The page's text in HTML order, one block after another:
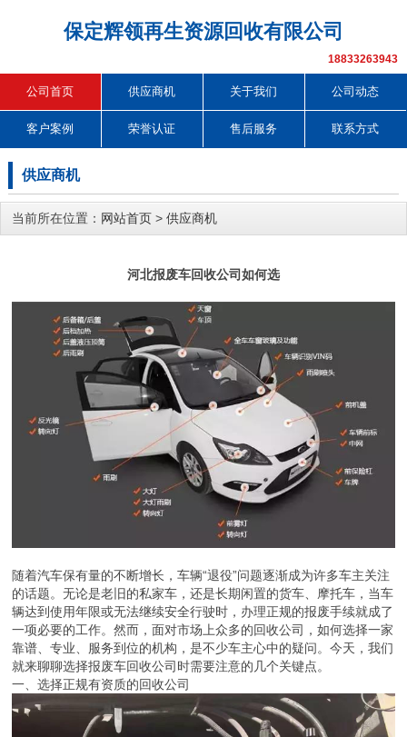
保定辉领再生资源回收有限公司
18833263943
公司首页 供应商机 关于我们 公司动态
客户案例 荣誉认证 售后服务 联系方式
供应商机
当前所在位置： 网站首页 > 供应商机
河北报废车回收公司如何选
随着汽车保有量的不断增长，车辆“退役”问题逐渐成为许多车主关注
的话题。无论是老旧的私家车，还是长期闲置的货车、摩托车，当车
辆达到使用年限或无法继续安全行驶时，办理正规的报废手续就成了
一项必要的工作。然而，面对市场上众多的回收公司，如何选择一家
靠谱、专业、服务到位的机构，是不少车主心中的疑问。今天，我们
就来聊聊选择报废车回收公司时需要注意的几个关键点。
一、选择正规有资质的回收公司